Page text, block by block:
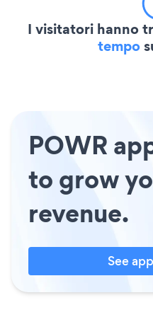
I visitatori hanno
tempo
POWR
to grow
revenue.
See